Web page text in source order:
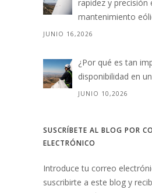
rapidez y precisión
mantenimiento
JUNIO 16,2026
¿Por qué es tan
disponibilidad en
JUNIO 10,2026
SUSCRÍBETE AL BLOG POR
ELECTRÓNICO
Introduce tu correo
suscribirte a este blog y